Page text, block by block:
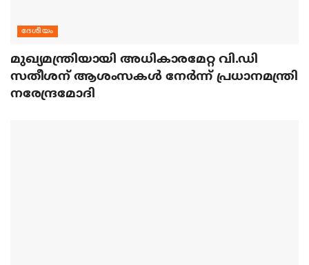
ദേശീയം
മുഖ്യമന്ത്രിയായി അധികാരമേറ്റ വി.ഡി
സതീശന് ആശംസകള്‍ നേര്‍ന്ന് പ്രധാനമന്ത്രി
നരേന്ദ്രമോദി